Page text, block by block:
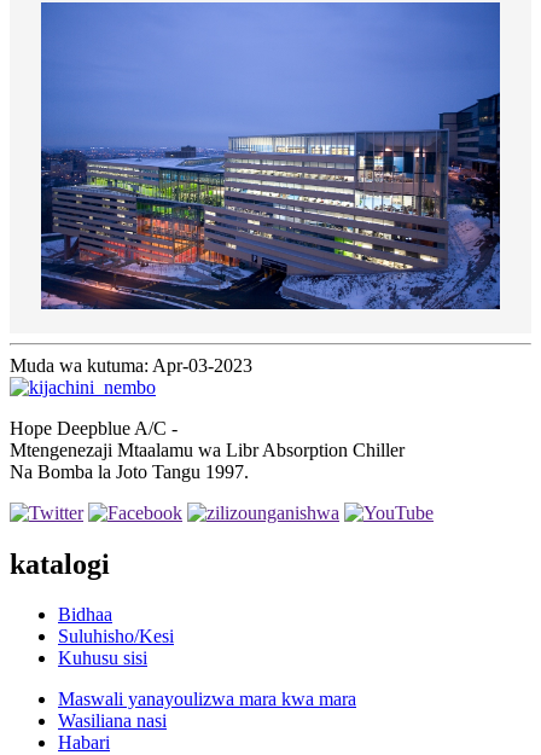
Muda wa kutuma: Apr-03-2023
Hope Deepblue A/C -
Mtengenezaji Mtaalamu wa Libr Absorption Chiller
Na Bomba la Joto Tangu 1997.
katalogi
Bidhaa
Suluhisho/Kesi
Kuhusu sisi
Maswali yanayoulizwa mara kwa mara
Wasiliana nasi
Habari